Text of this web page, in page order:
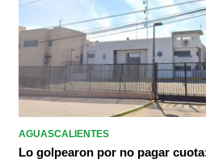
AGUASCALIENTES
Lo golpearon por no pagar